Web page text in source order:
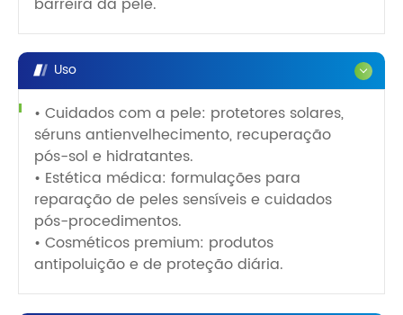
Uso
• Cuidados com a pele: protetores solares,
séruns antienvelhecimento, recuperação
pós-sol e hidratantes.
• Estética médica: formulações para
reparação de peles sensíveis e cuidados
pós-procedimentos.
• Cosméticos premium: produtos
antipoluição e de proteção diária.